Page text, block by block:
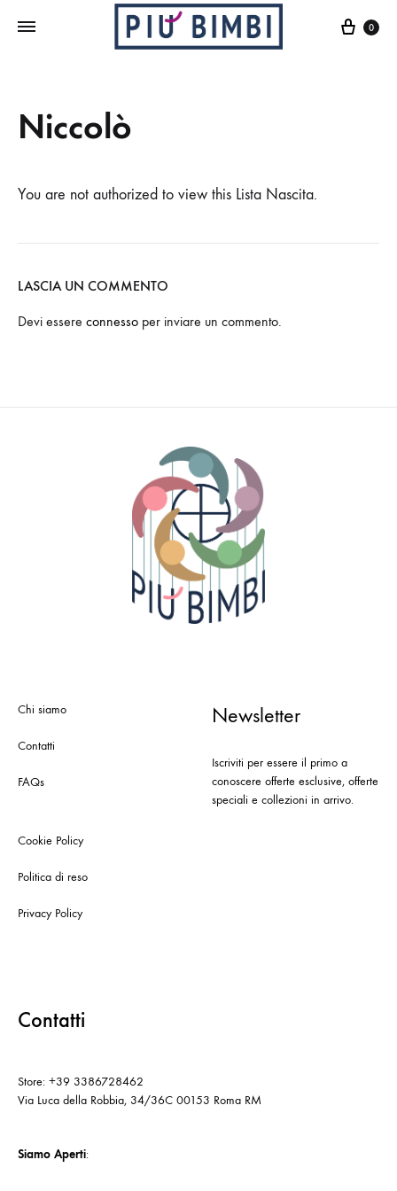
Cart
0
Niccolò
You are not authorized to view this Lista Nascita.
LASCIA UN COMMENTO
Devi essere connesso per inviare un commento.
Chi siamo
Contatti
FAQs
Cookie Policy
Politica di reso
Privacy Policy
Newsletter
Iscriviti per essere il primo a
conoscere offerte esclusive, offerte
speciali e collezioni in arrivo.
Contatti
Store: +39 3386728462
Via Luca della Robbia, 34/36C 00153 Roma RM
Siamo Aperti: